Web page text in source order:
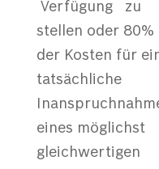
Verfügung zu
stellen oder 80%
der Kosten für
tatsächliche
eines möglichst
gleichwertigen